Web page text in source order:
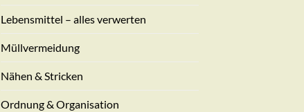
Lebensmittel – alles verwerten
Müllvermeidung
Nähen & Stricken
Ordnung & Organisation